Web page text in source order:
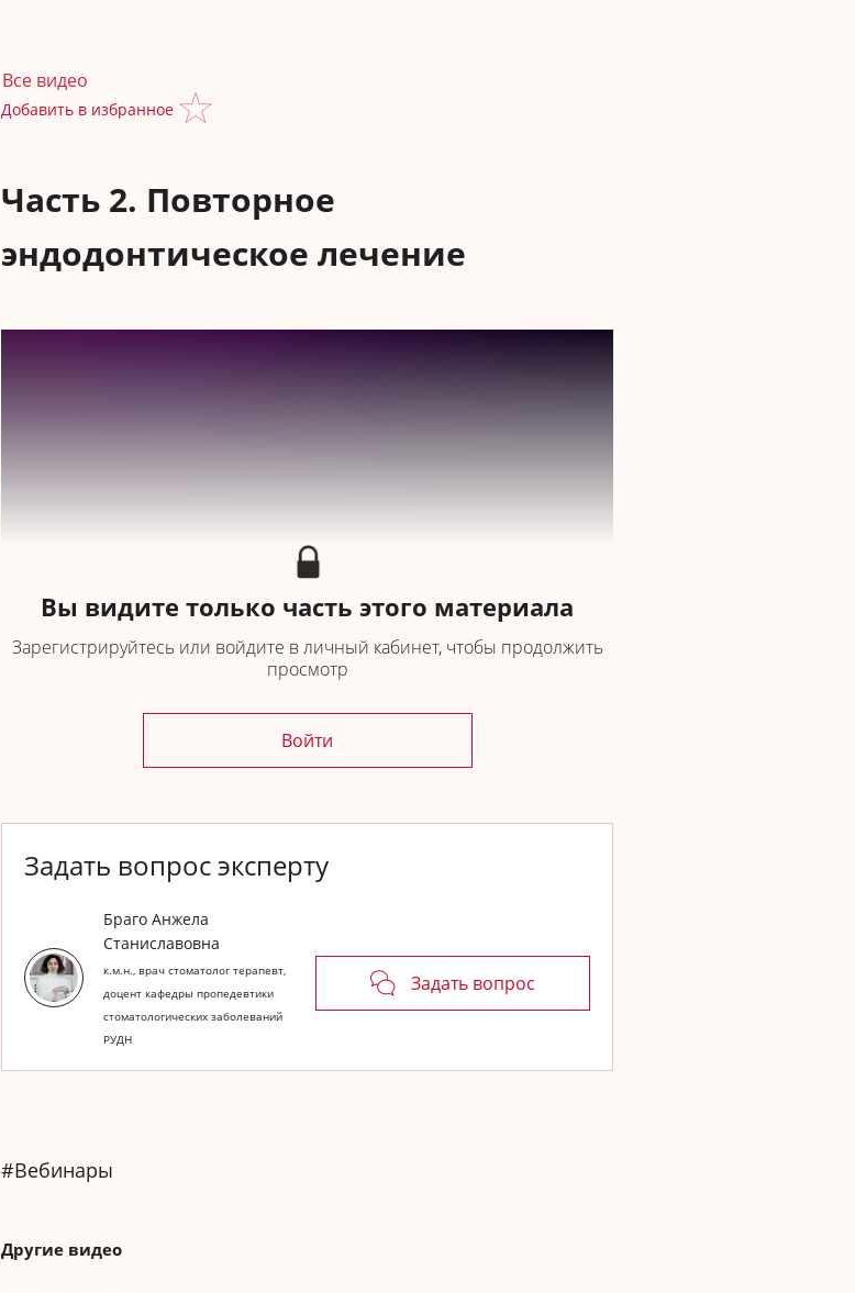
Все видео
Добавить в избранное
Часть 2. Повторное
эндодонтическое лечение
доцент кафедры пропедевтики стоматологических заболеваний РУДН.
Вы видите только часть этого материала
Зарегистрируйтесь или войдите в личный кабинет, чтобы продолжить
просмотр
Войти
Задать вопрос эксперту
Браго Анжела
Станиславовна
к.м.н., врач стоматолог терапевт,
доцент кафедры пропедевтики
стоматологических заболеваний
РУДН
Задать вопрос
#Вебинары
Другие видео